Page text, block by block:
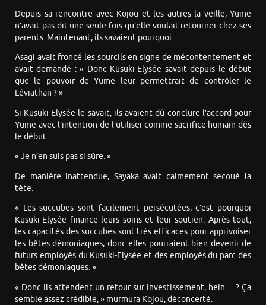
Depuis sa rencontre avec Kojou et les autres la veille, Yume
n’avait pas dit une seule fois qu’elle voulait retourner chez ses
parents. Maintenant, ils savaient pourquoi.
Asagi avait froncé les sourcils en signe de mécontentement et
avait demandé : « Donc Kusuki-Elysée savait depuis le début
que le pouvoir de Yume leur permettrait de contrôler le
Léviathan ? »
Si Kusuki-Elysée le savait, ils avaient dû conclure l’accord pour
Yume avec l’intention de l’utiliser comme sacrifice humain dès
le début.
« Je n’en suis pas si sûre. »
De manière inattendue, Sayaka avait calmement secoué la
tête.
« Les succubes sont facilement persécutées, c’est pourquoi
Kusuki-Elysée finance leurs soins et leur soutien. Après tout,
les capacités des succubes sont très efficaces pour apprivoiser
les bêtes démoniaques, donc elles pourraient bien devenir de
futurs employés du Kusuki-Elysée et des employés du parc des
bêtes démoniaques. »
« Donc ils attendent un retour sur investissement, hein… ? Ça
semble assez crédible, » murmura Kojou, déconcerté.